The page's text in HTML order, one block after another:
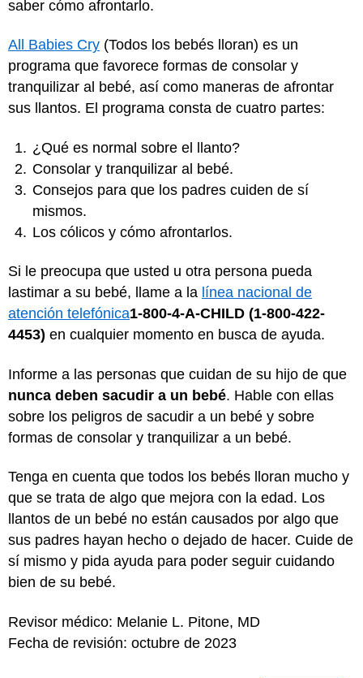
saber cómo afrontarlo.
All Babies Cry (Todos los bebés lloran) es un
programa que favorece formas de consolar y
tranquilizar al bebé, así como maneras de afrontar
sus llantos. El programa consta de cuatro partes:
¿Qué es normal sobre el llanto?
Consolar y tranquilizar al bebé.
Consejos para que los padres cuiden de sí
mismos.
Los cólicos y cómo afrontarlos.
Si le preocupa que usted u otra persona pueda
lastimar a su bebé, llame a la línea nacional de
atención telefónica1-800-4-A-CHILD (1-800-422-
4453) en cualquier momento en busca de ayuda.
Informe a las personas que cuidan de su hijo de que
nunca deben sacudir a un bebé. Hable con ellas
sobre los peligros de sacudir a un bebé y sobre
formas de consolar y tranquilizar a un bebé.
Tenga en cuenta que todos los bebés lloran mucho y
que se trata de algo que mejora con la edad. Los
llantos de un bebé no están causados por algo que
sus padres hayan hecho o dejado de hacer. Cuide de
sí mismo y pida ayuda para poder seguir cuidando
bien de su bebé.
Revisor médico: Melanie L. Pitone, MD
Fecha de revisión: octubre de 2023